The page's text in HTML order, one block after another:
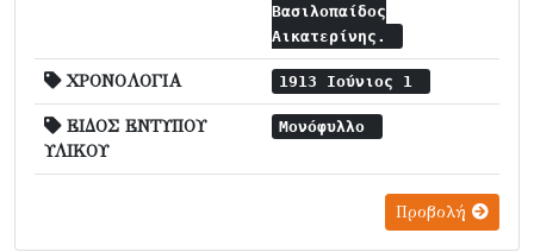
Βασιλοπαίδος
Αικατερίνης.
ΧΡΟΝΟΛΟΓΙΑ 1913 Ιούνιος 1
ΕΙΔΟΣ ΕΝΤΥΠΟΥ
ΥΛΙΚΟΥ
Μονόφυλλο
Προβολή